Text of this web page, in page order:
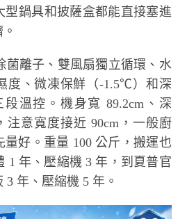
型鍋具和披薩盒都能直接塞進
菌離子、雙風扇獨立循環、水
度、微凍保鮮（-1.5℃）和深
溫控。機身寬 89.2cm、深
注意寬度接近 90cm，一般廚
量好。重量 100 公斤，搬運也
1 年、壓縮機 3 年，到夏普官
年、壓縮機 5 年。